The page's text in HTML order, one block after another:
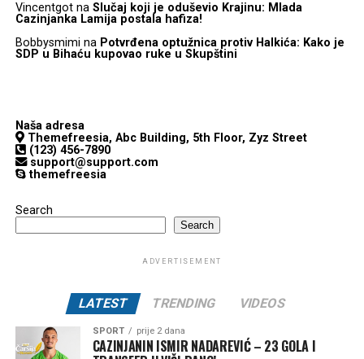
Vincentgotna Slučaj koji je oduševio Krajinu: Mlada
Cazinjanka Lamija postala hafiza!
Bobbysmimi na Potvrđena optužnica protiv Halkića: Kako je
SDP u Bihaću kupovao ruke u Skupštini
Naša adresa
Themefreesia, Abc Building, 5th Floor, Zyz Street
(123) 456-7890
support@support.com
themefreesia
Search
Search
ADVERTISEMENT
LATEST TRENDING VIDEOS
SPORT prije 2 dana
CAZINJANIN ISMIR NADAREVIĆ – 23 GOLA I